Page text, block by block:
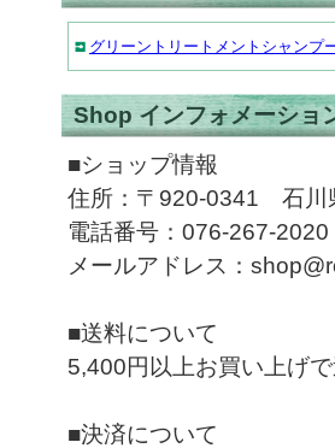
グリーントリートメントシャンプ
Shop インフォメーショ
■ショップ情報
住所：〒920-0341 石川
電話番号：076-267-2020
メールアドレス：
■送料について
5,400円以上お買い上げ
■決済について